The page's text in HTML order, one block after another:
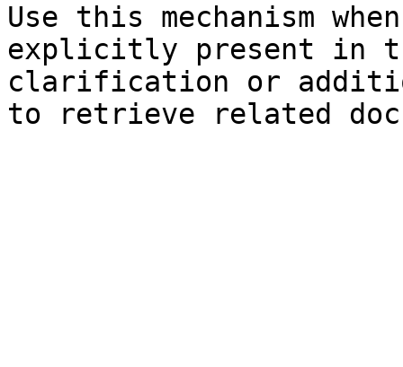
Use this mechanism
explicitly present in
clarification or